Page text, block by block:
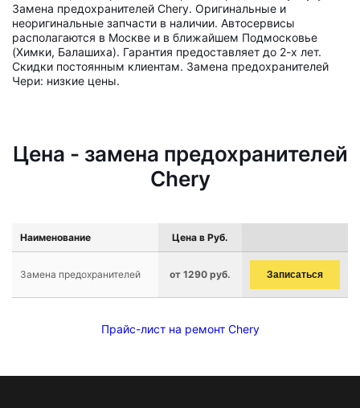
Замена предохранителей Chery. Оригинальные и
неоригинальные запчасти в наличии. Автосервисы
располагаются в Москве и в ближайшем Подмосковье
(Химки, Балашиха). Гарантия предоставляет до 2-х лет.
Скидки постоянным клиентам. Замена предохранителей
Чери: низкие цены.
Цена - замена предохранителей
Chery
Наименование Цена в Руб.
Замена предохранителей от 1290 руб. Записаться
Прайс-лист на ремонт Chery